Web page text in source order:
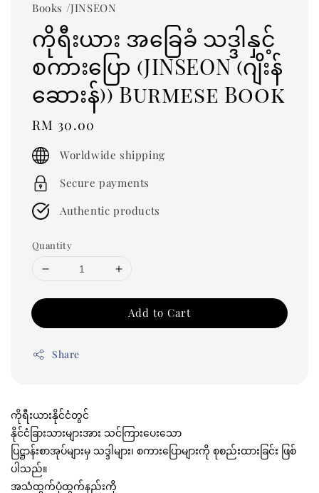
Books /JINSEON
ကိုရီးယား အခြေခံ သဒ္ဒါနှင့်
စကားပြော (JINSEON (ဂျိးန်
ဆေားန်)) Burmese Book
Regular
price
RM 30.00
Worldwide shipping
Secure payments
Authentic products
Quantity
Add to Cart
Share
ကိုရီးယားနိုင်ငံတွင်
နိုင်ငံခြားသားများအား သင်ကြားပေးသော
ပြဋ္ဌာန်းစာအုပ်များမှ သဒ္ဒါများ၊ စကားပြောများကို စုစည်းထားခြင်း ဖြစ်
ပါသည်။
အသံထွက်ပုံထွက်နည်းကို